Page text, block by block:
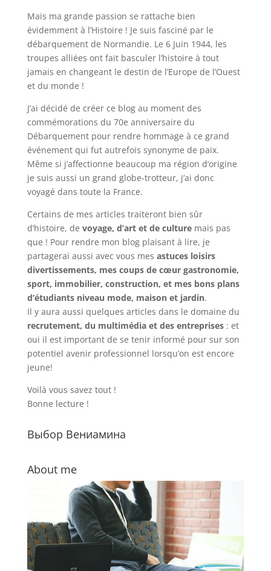
Mais ma grande passion se rattache bien
évidemment à l’Histoire ! Je suis fasciné par le
débarquement de Normandie. Le 6 Juin 1944, les
troupes alliées ont fait basculer l’histoire à tout
jamais en changeant le destin de l’Europe de l’Ouest
et du monde !
J’ai décidé de créer ce blog au moment des
commémorations du 70e anniversaire du
Débarquement pour rendre hommage à ce grand
événement qui fut autrefois synonyme de paix.
Même si j’affectionne beaucoup ma région d’origine
je suis aussi un grand globe-trotteur, j’ai donc
voyagé dans toute la France.
Certains de mes articles traiteront bien sûr
d’histoire, de voyage, d’art et de culturemais pas
que ! Pour rendre mon blog plaisant à lire, je
partagerai aussi avec vous mes astuces loisirs
divertissements, mes coups de cœur gastronomie,
sport, immobilier, construction, et mes bons plans
d’étudiants niveau mode, maison et jardin.
Il y aura aussi quelques articles dans le domaine du
recrutement, du multimédia et des entreprises: et
oui il est important de se tenir informé pour sur son
potentiel avenir professionnel lorsqu’on est encore
jeune!
Voilà vous savez tout !
Bonne lecture !
Выбор Вениамина
About me